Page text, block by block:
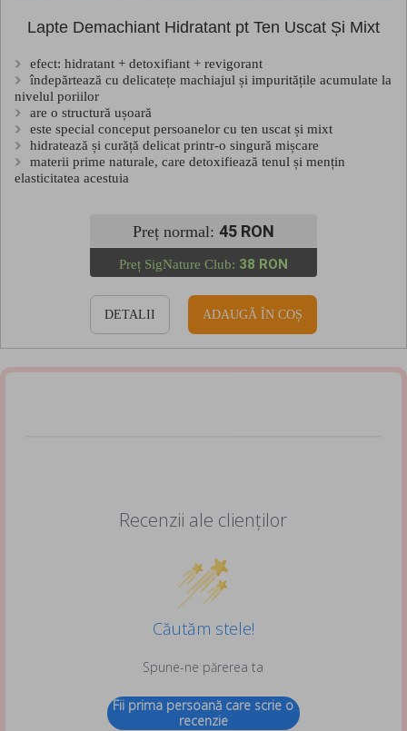
Lapte Demachiant Hidratant pt Ten Uscat Și Mixt
efect: hidratant + detoxifiant + revigorant
îndepărtează cu delicatețe machiajul și impuritățile acumulate la
nivelul poriilor
are o structură ușoară
este special conceput persoanelor cu ten uscat și mixt
hidratează și curăță delicat printr-o singură mișcare
materii prime naturale, care detoxifiează tenul și mențin
elasticitatea acestuia
Preț normal: 45 RON
Preț SigNature Club: 38 RON
DETALII ADAUGĂ ÎN COȘ
Recenzii ale clienților
Căutăm stele!
Spune-ne părerea ta
Fii prima persoană care scrie o
recenzie